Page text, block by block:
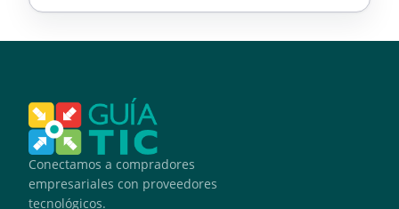
Conectamos a compradores
empresariales con proveedores
tecnológicos.